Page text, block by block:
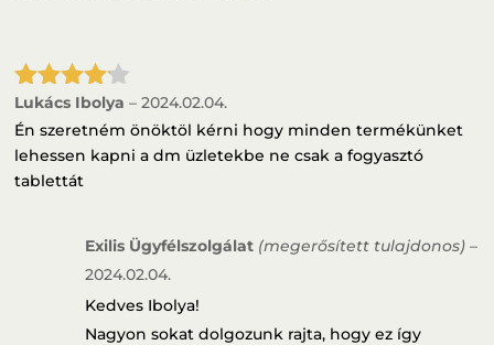
Értékelé
s:4/ 5
Lukács Ibolya– 2024.02.04.
Én szeretném önöktöl kérni hogy minden termékünket
lehessen kapni a dm üzletekbe ne csak a fogyasztó
tablettát
Exilis Ügyfélszolgálat (megerősített tulajdonos) –
2024.02.04.
Kedves Ibolya!
Nagyon sokat dolgozunk rajta, hogy ez így